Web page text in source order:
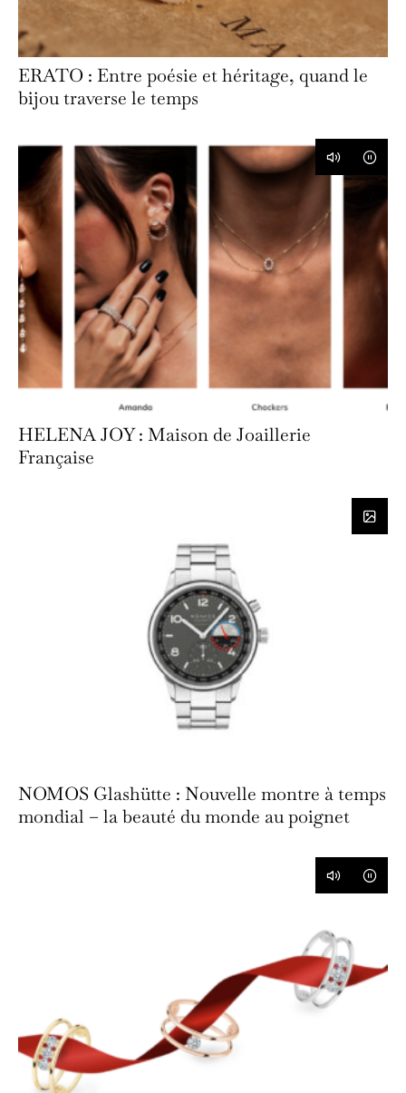
ERATO : Entre poésie et héritage, quand le
bijou traverse le temps
HELENA JOY : Maison de Joaillerie
Française
NOMOS Glashütte : Nouvelle montre à temps
mondial – la beauté du monde au poignet